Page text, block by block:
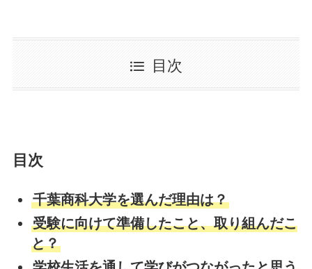
目次
目次
千葉商科大学を選んだ理由は？
受験に向けて準備したこと、取り組んだこ
と？